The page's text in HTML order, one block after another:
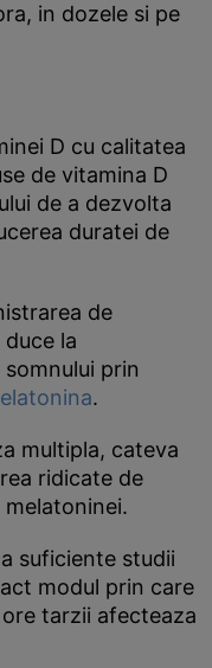
in dozele si pe
D cu calitatea
de vitamina D
de a dezvolta
duratei de
de
la
prin
.
multipla, cateva
ridicate de
melatoninei.
suficiente studii
modul prin care
tarzii afecteaza